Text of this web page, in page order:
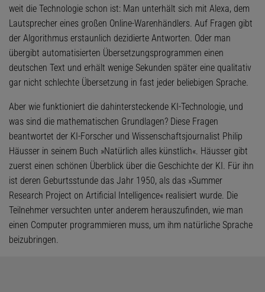
weit die Technologie schon ist: Man unterhält sich mit Alexa, dem
Lautsprecher eines großen Online-Warenhändlers. Auf Fragen gibt
der Algorithmus erstaunlich dezidierte Antworten. Oder man
übergibt automatisierten Übersetzungsprogrammen einen
deutschen Text und erhält wenige Sekunden später eine qualitativ
gar nicht schlechte Übersetzung in fast jeder beliebigen Sprache.
Aber wie funktioniert die dahintersteckende KI-Technologie, und
was sind die mathematischen Grundlagen? Diese Fragen
beantwortet der KI-Forscher und Wissenschaftsjournalist Philip
Häusser in seinem Buch »Natürlich alles künstlich«. Häusser gibt
zuerst einen schönen Überblick über die Geschichte der KI. Für ihn
ist deren Geburtsstunde das Jahr 1950, als das »Summer
Research Project on Artificial Intelligence« realisiert wurde. Die
Teilnehmer versuchten unter anderem herauszufinden, wie man
einen Computer programmieren muss, um ihm natürliche Sprache
beizubringen.